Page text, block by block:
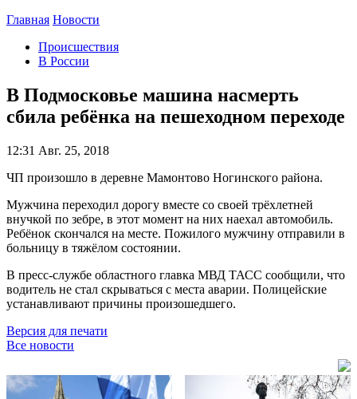
Главная Новости
Происшествия
В России
В Подмосковье машина насмерть
сбила ребёнка на пешеходном переходе
12:31 Авг. 25, 2018
ЧП произошло в деревне Мамонтово Ногинского района.
Мужчина переходил дорогу вместе со своей трёхлетней
внучкой по зебре, в этот момент на них наехал автомобиль.
Ребёнок скончался на месте. Пожилого мужчину отправили в
больницу в тяжёлом состоянии.
В пресс-службе областного главка МВД ТАСС сообщили, что
водитель не стал скрываться с места аварии. Полицейские
устанавливают причины произошедшего.
Версия для печати
Все новости